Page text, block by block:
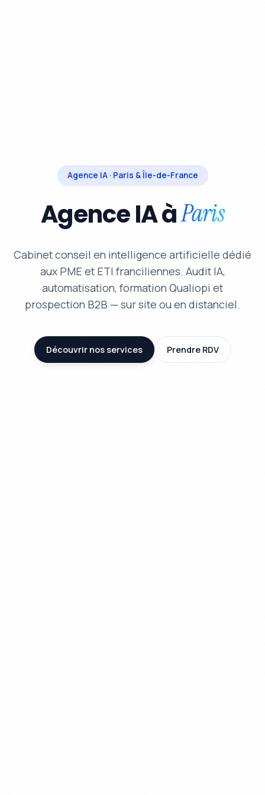
Agence IA · Paris & Île-de-France
Agence IA àParis
Cabinet conseil en intelligence artificielle dédié
aux PME et ETI franciliennes. Audit IA,
automatisation, formation Qualiopi et
prospection B2B — sur site ou en distanciel.
Découvrir nos services Prendre RDV